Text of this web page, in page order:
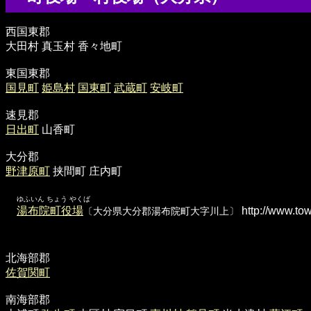
西国東郡
大田村 真玉村 香々地町
東国東郡
国見町 姫島村 国東町 武蔵町 安岐町
速見郡
日出町 山香町
大分郡
野津原町 挟間町 庄内町
ゆふいん ちょう やくば
湯布院町役場 〔大分県大分郡湯布院町大字川上〕 http://
北海部郡
佐賀関町
南海部郡